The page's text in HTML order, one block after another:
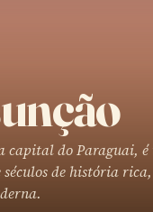
capital do Paraguai,
séculos de história